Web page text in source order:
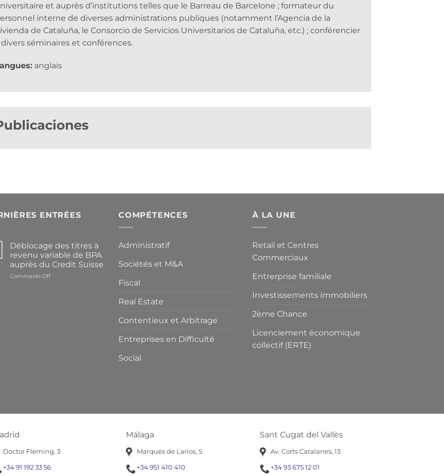
et auprès d’institutions telles que le Barreau de Barcelone ; formateur du
interne de diverses administrations publiques (notamment l’Agencia de la
de Cataluña, le Consorcio de Servicios Universitarios de Cataluña, etc.) ; conférencier
divers séminaires et conférences.
anglais
Doctor Fleming, 3
+34 91 192 33 56
Málaga
Marqués de Larios, 5
+34 951 410 410
Sant Cugat del Vallès
Av. Corts Catalanes, 13
+34 93 675 12 01
ENTRÉES
Déblocage des titres à
revenu variable de BPA
auprès du Credit Suisse
Comments Offon
COMPÉTENCES
Administratif
Sociétés et M&A
Fiscal
Real Estate
Contentieux et Arbitrage
Entreprises en Difficulté
Social
À LA UNE
Retail et Centres
Commerciaux
Entrerprise familiale
Investissements immobiliers
2ème Chance
Licenciement économique
collectif (ERTE)